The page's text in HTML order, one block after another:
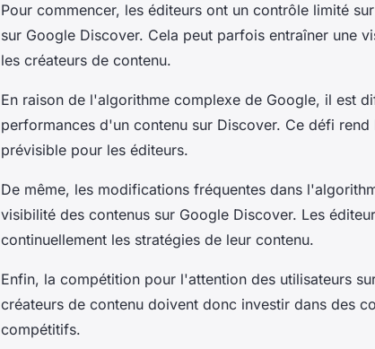
Pour commencer, les éditeurs ont un contrôle limité
sur Google Discover. Cela peut parfois entraîner une
les créateurs de contenu.
En raison de l'algorithme complexe de Google, il est
performances d'un contenu sur Discover. Ce défi
prévisible pour les éditeurs.
De même, les modifications fréquentes dans
visibilité des contenus sur Google Discover. Les
continuellement les stratégies de leur contenu.
Enfin, la compétition pour l'attention des utilisateurs
créateurs de contenu doivent donc investir dans des
compétitifs.